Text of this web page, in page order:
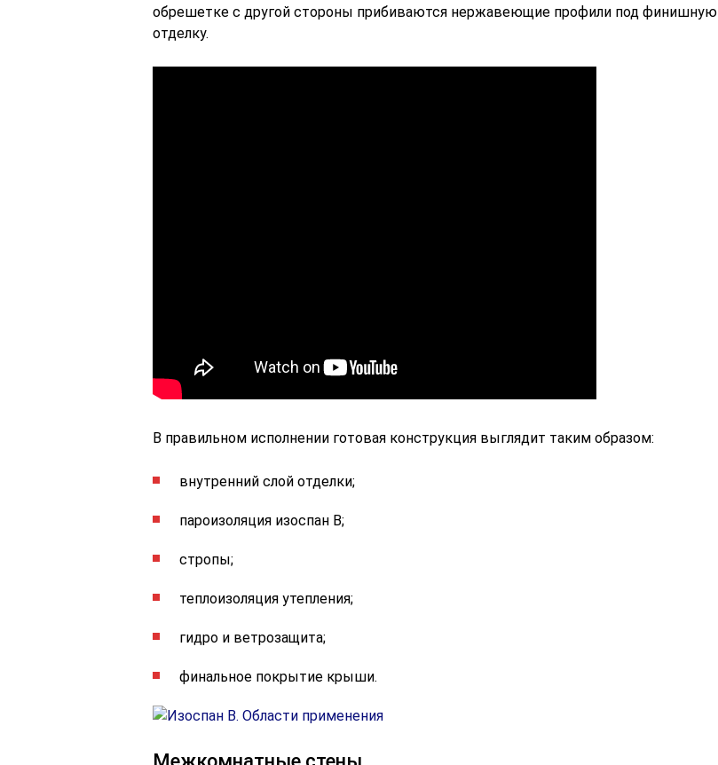
обрешетке с другой стороны прибиваются нержавеющие профили под финишную
отделку.
В правильном исполнении готовая конструкция выглядит таким образом:
внутренний слой отделки;
пароизоляция изоспан В;
стропы;
теплоизоляция утепления;
гидро и ветрозащита;
финальное покрытие крыши.